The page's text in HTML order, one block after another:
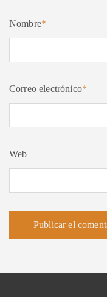
Nombre*
Correo electrónico*
Web